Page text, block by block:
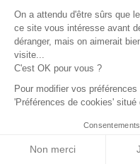
On a attendu d'être sûrs que
ce site vous intéresse avant
déranger, mais on aimerait
visite...
C'est OK pour vous ?
Pour modifier vos
'Préférences de cookies' situé
Non merci
Trouver
Renovation grange